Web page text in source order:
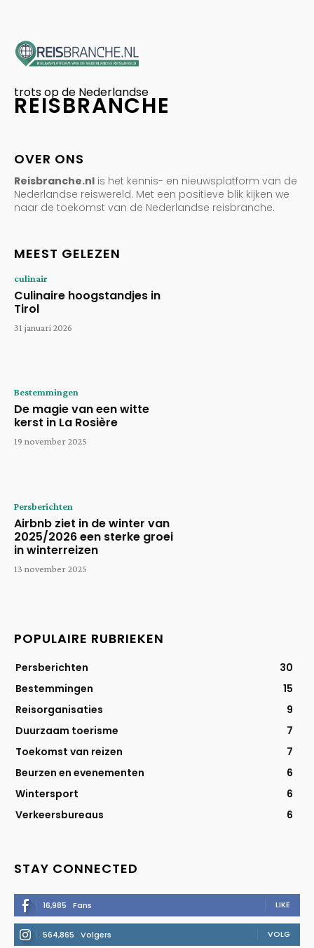
trots op de Nederlandse
REISBRANCHE
OVER ONS
Reisbranche.nl is het kennis- en nieuwsplatform van de
Nederlandse reiswereld. Met een positieve blik kijken we
naar de toekomst van de Nederlandse reisbranche.
MEEST GELEZEN
culinair
Culinaire hoogstandjes in
Tirol
31 januari 2026
Bestemmingen
De magie van een witte
kerst in La Rosière
19 november 2025
Persberichten
Airbnb ziet in de winter van
2025/2026 een sterke groei
in winterreizen
13 november 2025
POPULAIRE RUBRIEKEN
Persberichten
30
Bestemmingen
15
Reisorganisaties
9
Duurzaam toerisme
7
Toekomst van reizen
7
Beurzen en evenementen
6
Wintersport
6
Verkeersbureaus
6
STAY CONNECTED
16,985 Fans LIKE
564,865 Volgers VOLG